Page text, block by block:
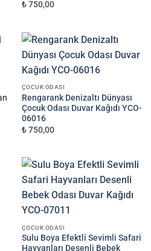
₺ 750,00
ÇOCUK ODASI
Rengarank Denizaltı Dünyası
Çocuk Odası Duvar Kağıdı YCO-
06016
₺ 750,00
ÇOCUK ODASI
Sulu Boya Efektli Sevimli Safari
Hayvanları Desenli Bebek